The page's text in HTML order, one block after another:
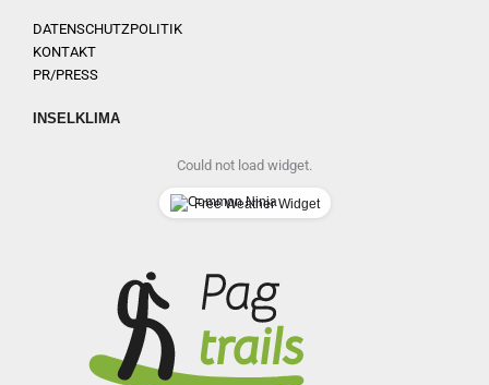
DATENSCHUTZPOLITIK
KONTAKT
PR/PRESS
INSELKLIMA
Could not load widget.
Free Weather Widget